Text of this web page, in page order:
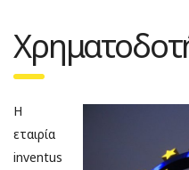
Η
εταιρία
inventus